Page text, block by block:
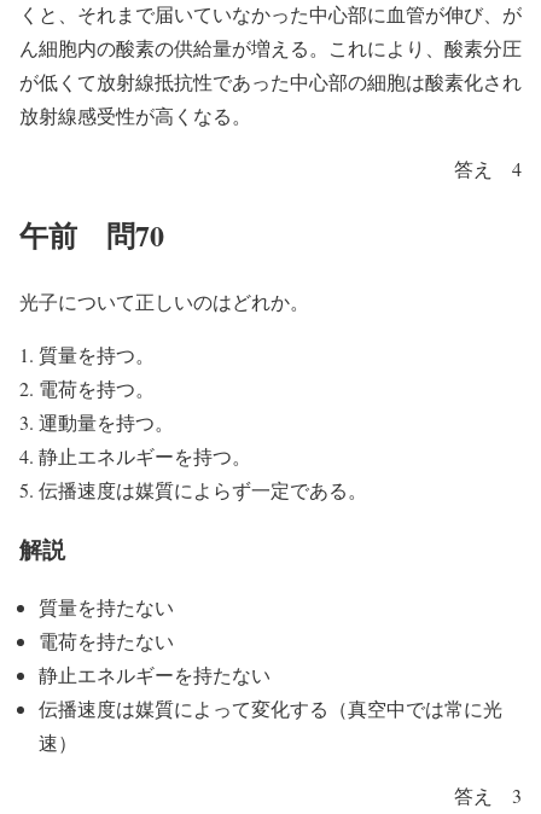
くと、それまで届いていなかった中心部に血管が伸び、が
ん細胞内の酸素の供給量が増える。これにより、酸素分圧
が低くて放射線抵抗性であった中心部の細胞は酸素化され
放射線感受性が高くなる。
答え 4
午前 問70
光子について正しいのはどれか。
質量を持つ。
電荷を持つ。
運動量を持つ。
静止エネルギーを持つ。
伝播速度は媒質によらず一定である。
解説
質量を持たない
電荷を持たない
静止エネルギーを持たない
伝播速度は媒質によって変化する（真空中では常に光
速）
答え 3